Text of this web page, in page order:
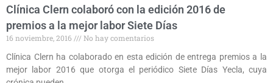
Clínica Clern colaboró con la edición 2016 de
premios a la mejor labor Siete Días
16 noviembre, 2016
No hay comentarios
Clínica Clern ha colaborado en esta edición de entrega premios a la
mejor labor 2016 que otorga el periódico Siete Días Yecla, cuya